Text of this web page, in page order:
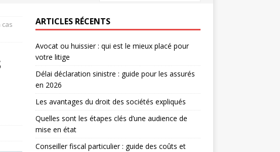
ARTICLES RÉCENTS
Avocat ou huissier : qui est le mieux placé pour
votre litige
Délai déclaration sinistre : guide pour les assurés
en 2026
Les avantages du droit des sociétés expliqués
Quelles sont les étapes clés d’une audience de
mise en état
Conseiller fiscal particulier : guide des coûts et